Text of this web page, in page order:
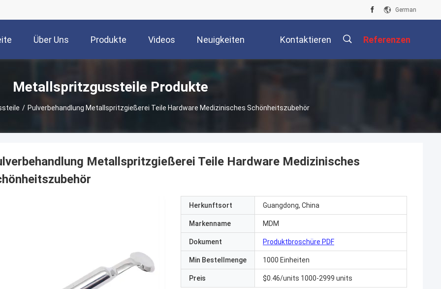
German
Über Uns Produkte Videos Neuigkeiten Kontaktieren Referenzen
Metallspritzgussteile Produkte
/ Pulverbehandlung Metallspritzgießerei Teile Hardware Medizinisches Schönheitszubehör
Metallspritzgießerei Teile Hardware Medizinisches
Herkunftsort Guangdong, China
Markenname MDM
Dokument Produktbroschüre PDF
Min Bestellmenge 1000 Einheiten
Preis $0.46/units 1000-2999 units